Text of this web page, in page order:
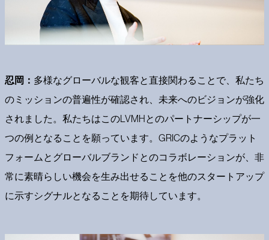
忍岡： 多様なグローバルな観客と直接関わることで、私たち
のミッションの普遍性が確認され、未来へのビジョンが強化
されました。私たちはこのLVMHとのパートナーシップが一
つの例となることを願っています。GRICのようなプラット
フォームとグローバルブランドとのコラボレーションが、非
常に素晴らしい機会を生み出せることを他のスタートアップ
に示すシグナルとなることを期待しています。